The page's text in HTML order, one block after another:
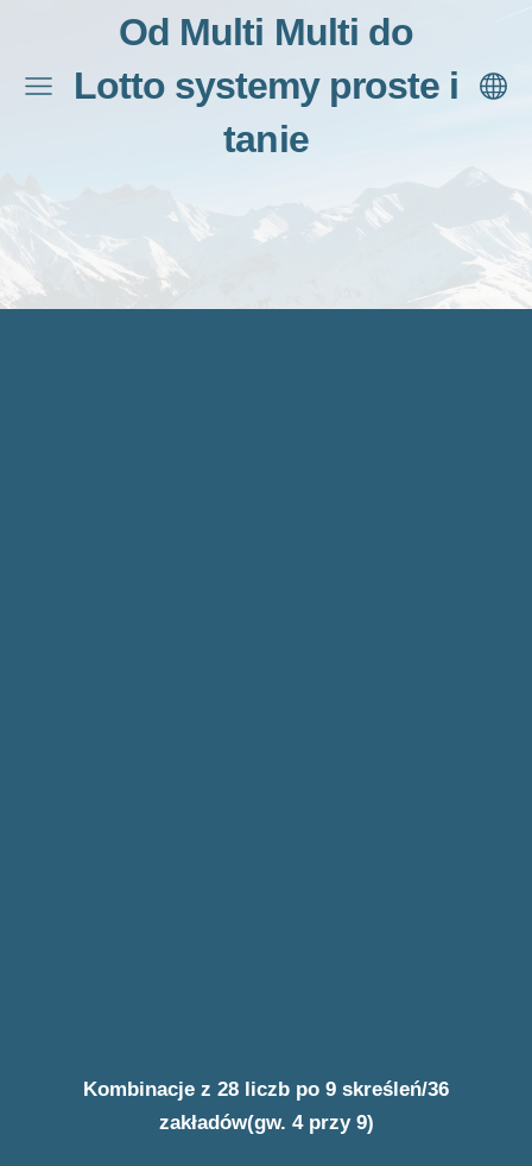
Od Multi Multi do
Lotto systemy proste i
tanie
Kombinacje z 28 liczb po 9 skreśleń/36
zakładów(gw. 4 przy 9)